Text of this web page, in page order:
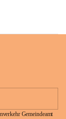
Gemeindeamt